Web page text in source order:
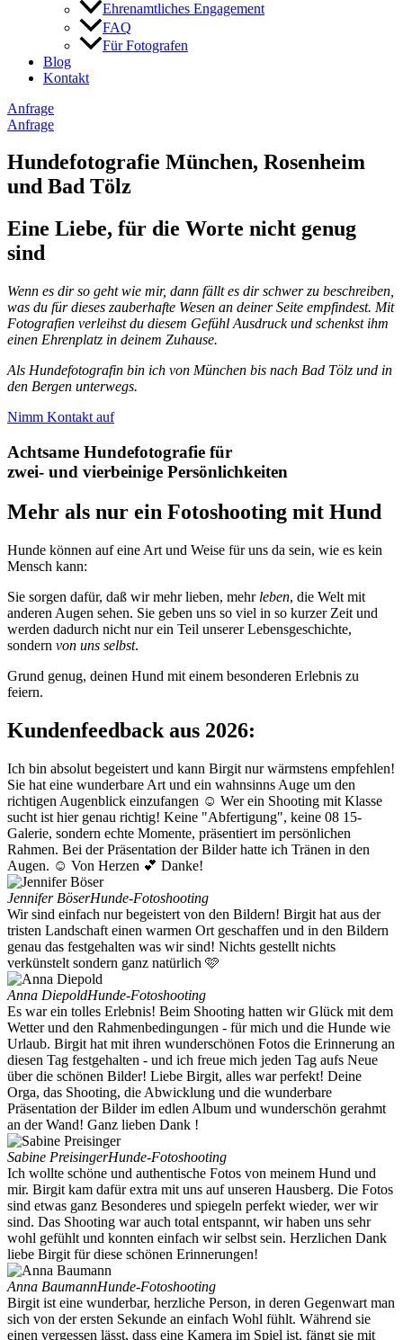
Ehrenamtliches Engagement
FAQ
Für Fotografen
Blog
Kontakt
Anfrage
Anfrage
Hundefotografie München, Rosenheim
und Bad Tölz
Eine Liebe, für die Worte nicht genug
sind
Wenn es dir so geht wie mir, dann fällt es dir schwer zu beschreiben,
was du für dieses zauberhafte Wesen an deiner Seite empfindest. Mit
Fotografien verleihst du diesem Gefühl Ausdruck und schenkst ihm
einen Ehrenplatz in deinem Zuhause.
Als Hundefotografin bin ich von München bis nach Bad Tölz und in
den Bergen unterwegs.
Nimm Kontakt auf
Achtsame Hundefotografie für
zwei- und vierbeinige Persönlichkeiten
Mehr als nur ein Fotoshooting mit Hund
Hunde können auf eine Art und Weise für uns da sein, wie es kein
Mensch kann:
Sie sorgen dafür, daß wir mehr lieben, mehr leben, die Welt mit
anderen Augen sehen. Sie geben uns so viel in so kurzer Zeit und
werden dadurch nicht nur ein Teil unserer Lebensgeschichte,
sondern von uns selbst.
Grund genug, deinen Hund mit einem besonderen Erlebnis zu
feiern.
Kundenfeedback aus 2026:
Ich bin absolut begeistert und kann Birgit nur wärmstens empfehlen!
Sie hat eine wunderbare Art und ein wahnsinns Auge um den
richtigen Augenblick einzufangen ☺️ Wer ein Shooting mit Klasse
sucht ist hier genau richtig! Keine "Abfertigung", keine 08 15-
Galerie, sondern echte Momente, präsentiert im persönlichen
Rahmen. Bei der Präsentation der Bilder hatte ich Tränen in den
Augen. ☺️ Von Herzen 💕 Danke!
Jennifer BöserHunde-Fotoshooting
Wir sind einfach nur begeistert von den Bildern! Birgit hat aus der
tristen Landschaft einen warmen Ort geschaffen und in den Bildern
genau das festgehalten was wir sind! Nichts gestellt nichts
verkünstelt sondern ganz natürlich 🩷
Anna DiepoldHunde-Fotoshooting
Es war ein tolles Erlebnis! Beim Shooting hatten wir Glück mit dem
Wetter und den Rahmenbedingungen - für mich und die Hunde wie
Urlaub. Birgit hat mit ihren wunderschönen Fotos die Erinnerung an
diesen Tag festgehalten - und ich freue mich jeden Tag aufs Neue
über die schönen Bilder! Liebe Birgit, alles war perfekt! Deine
Orga, das Shooting, die Abwicklung und die wunderbare
Präsentation der Bilder im edlen Album und wunderschön gerahmt
an der Wand! Ganz lieben Dank !
Sabine PreisingerHunde-Fotoshooting
Ich wollte schöne und authentische Fotos von meinem Hund und
mir. Birgit kam dafür extra mit uns auf unseren Hausberg. Die Fotos
sind etwas ganz Besonderes und spiegeln perfekt wieder, wer wir
sind. Das Shooting war auch total entspannt, wir haben uns sehr
wohl gefühlt und konnten einfach wir selbst sein. Herzlichen Dank
liebe Birgit für diese schönen Erinnerungen!
Anna BaumannHunde-Fotoshooting
Birgit ist eine wunderbar, herzliche Person, in deren Gegenwart man
sich von der ersten Sekunde an einfach Wohl fühlt. Während sie
einen vergessen lässt, dass eine Kamera im Spiel ist, fängt sie mit